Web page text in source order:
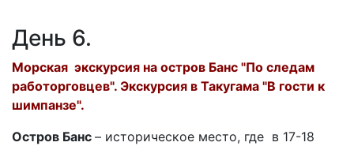
День 6.
Морская экскурсия на остров Банс "По следам
работорговцев". Экскурсия в Такугама "В гости к
шимпанзе".
Остров Банс – историческое место, где в 17-18